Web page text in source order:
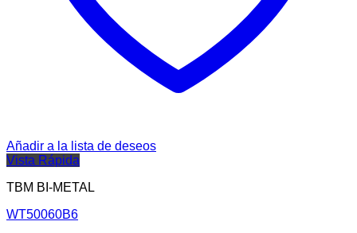
Añadir a la lista de deseos
Vista Rápida
TBM BI-METAL
WT50060B6